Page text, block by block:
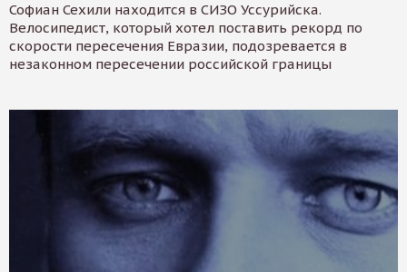
Софиан Сехили находится в СИЗО Уссурийска.
Велосипедист, который хотел поставить рекорд по
скорости пересечения Евразии, подозревается в
незаконном пересечении российской границы